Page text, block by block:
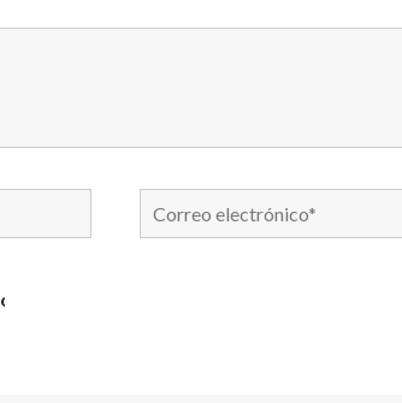
Correo
electrónico*